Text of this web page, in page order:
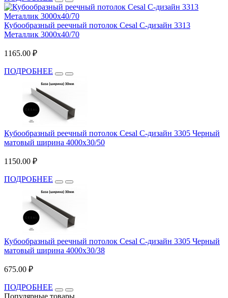
Кубообразный реечный потолок Cesal C-дизайн 3313
Металлик 3000х40/70
1165.00 ₽
ПОДРОБНЕЕ
Кубообразный реечный потолок Cesal C-дизайн 3305 Черный
матовый ширина 4000х30/50
1150.00 ₽
ПОДРОБНЕЕ
Кубообразный реечный потолок Cesal C-дизайн 3305 Черный
матовый ширина 4000х30/38
675.00 ₽
ПОДРОБНЕЕ
Популярные товары